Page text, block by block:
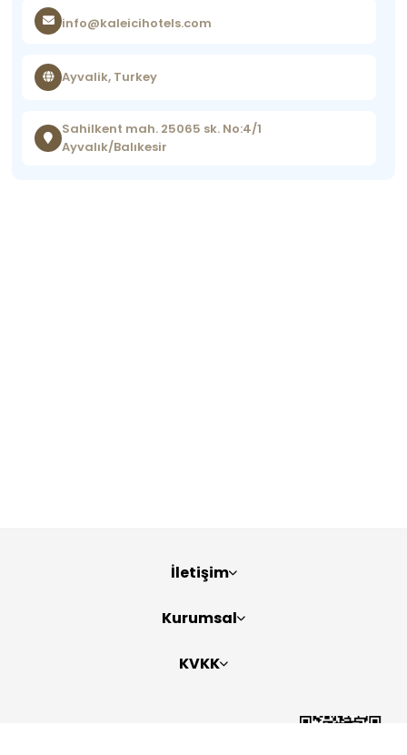
info@kaleicihotels.com
Ayvalik, Turkey
Sahilkent mah. 25065 sk. No:4/1
Ayvalık/Balıkesir
İletişim
Kurumsal
KVKK